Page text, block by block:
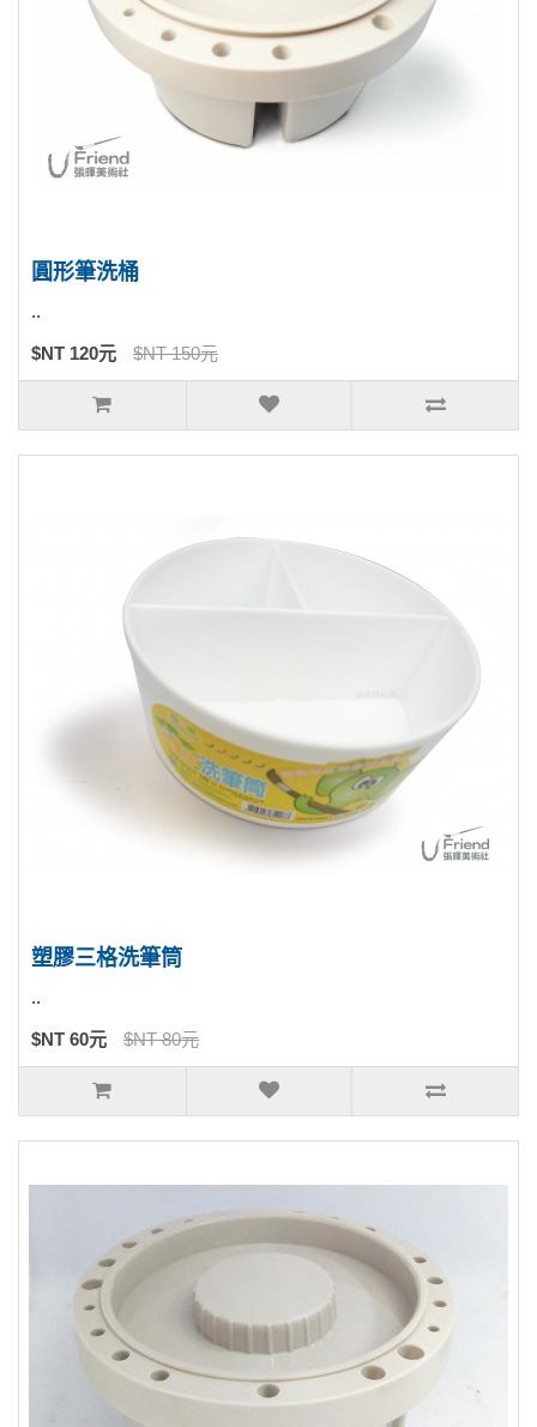
圓形筆洗桶
..
$NT 120元 $NT 150元
塑膠三格洗筆筒
..
$NT 60元 $NT 80元